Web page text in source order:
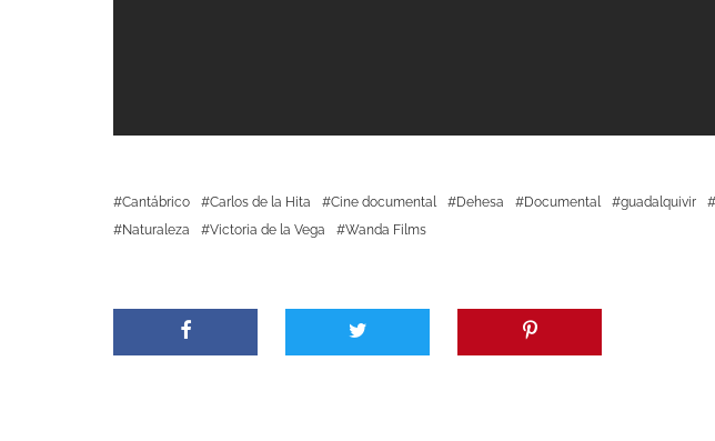
Cantábrico Carlos de la Hita Cine documental Dehesa Documental guadalquivir
Naturaleza
Victoria de la Vega Wanda Films